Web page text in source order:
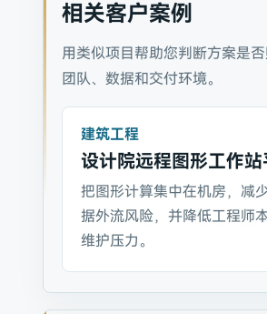
相关客户案例
用类似项目帮助您判断方案是
团队、数据和交付环境。
建筑工程
设计院远程图形工作站
把图形计算集中在机房，减
据外流风险，并降低工程师
维护压力。